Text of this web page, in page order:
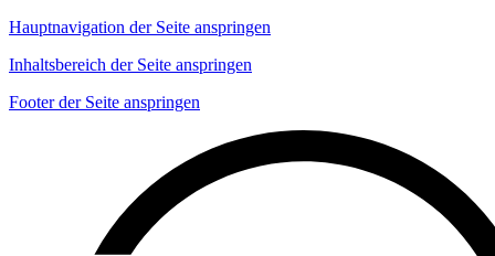
Hauptnavigation der Seite anspringen
Inhaltsbereich der Seite anspringen
Footer der Seite anspringen